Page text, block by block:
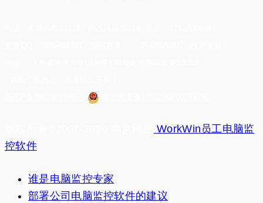
WorkWin员工电脑监
控软件
谁是电脑监控专家
部署公司电脑监控软件的建议